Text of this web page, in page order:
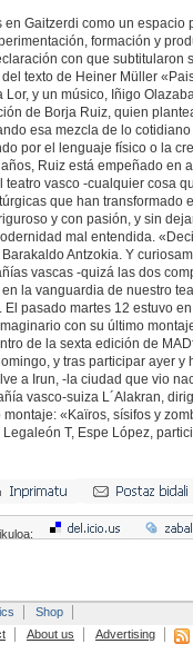
en Gaitzerdi como un espacio
formación y
con que subtitularon
texto de Heiner Müller
y un músico, Iñigo
de Borja Ruiz, quien
esa mezcla de lo
por el lenguaje físico o la
Ruiz está empeñado en
vasco -cualquier cosa
que han transformado
y con pasión, y sin
mal entendida.
Antzokia. Y
vascas -quizá las dos
la vanguardia de nuestro
pasado martes 12 estuvo
con su último
de la sexta edición de
y tras participar ayer y
a Irun, -la ciudad que vio
vasco-suiza L´Alakran,
«Kaïros, sísifos y
T, Espe López,
Shop
About us Advertising